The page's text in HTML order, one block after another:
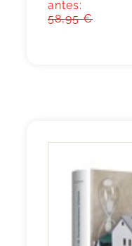
antes:
58,95 €